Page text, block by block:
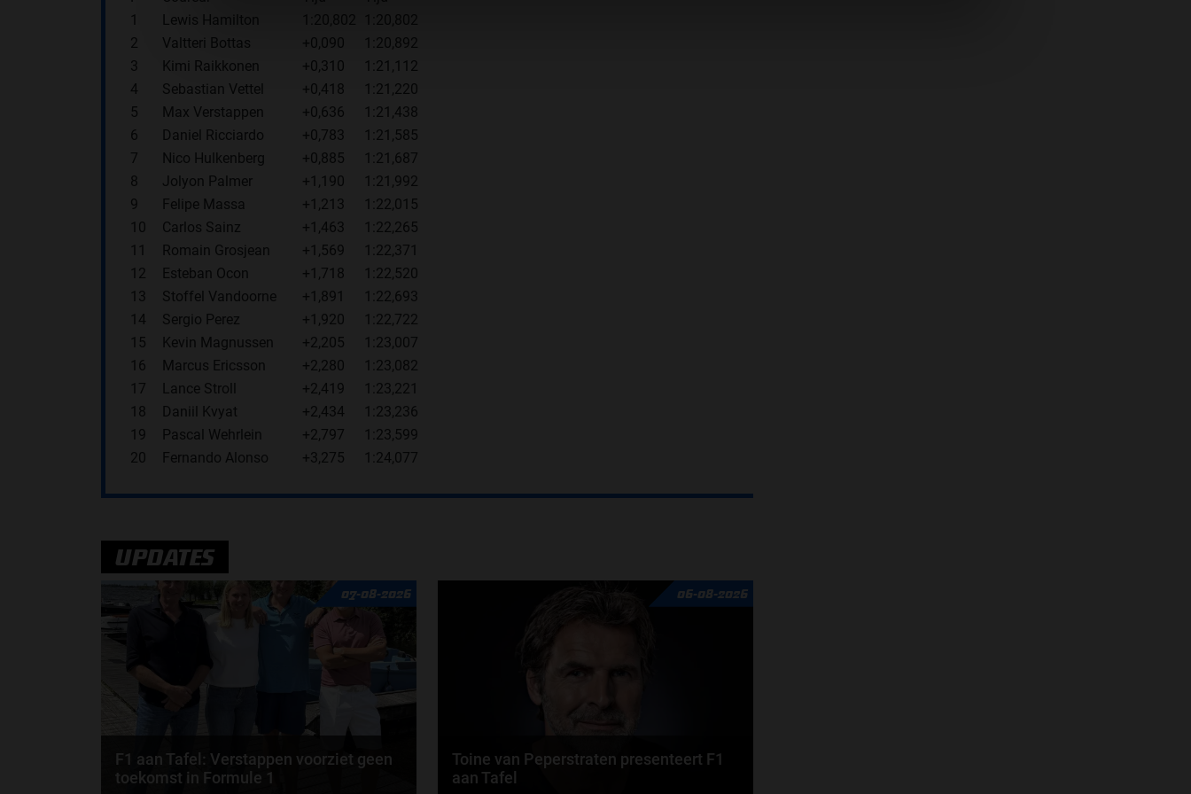
1
Lewis Hamilton
2
Valtteri Bottas +0,090
1:20,892
3
Kimi Raikkonen +0,310
1:21,112
4
Sebastian Vettel +0,418
1:21,220
5
Max Verstappen +0,636
1:21,438
6
Daniel Ricciardo +0,783
1:21,585
7
Nico Hulkenberg +0,885
1:21,687
8
Jolyon Palmer +1,190
1:21,992
9
Felipe Massa +1,213
1:22,015
10
Carlos Sainz +1,463
1:22,265
11
Romain Grosjean +1,569
1:22,371
12
Esteban Ocon +1,718
1:22,520
13
Stoffel Vandoorne +1,891
1:22,693
14
Sergio Perez +1,920
1:22,722
15
Kevin Magnussen +2,205
1:23,007
16
Marcus Ericsson +2,280
1:23,082
17
Lance Stroll +2,419
1:23,221
18
Daniil Kvyat +2,434
1:23,236
19
Pascal Wehrlein +2,797
1:23,599
20
Fernando Alonso +3,275 1:24,077
UPDATES
07-08-2026
F1 aan Tafel: Verstappen voorziet geen
toekomst in Formule 1
06-08-2026
Toine van Peperstraten presenteert F1
aan Tafel